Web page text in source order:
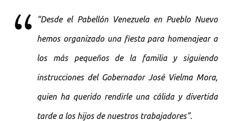
“Desde el Pabellón Venezuela en Pueblo Nuevo
hemos organizado una fiesta para homenajear a
los más pequeños de la familia y siguiendo
instrucciones del Gobernador José Vielma Mora,
quien ha querido rendirle una cálida y divertida
tarde a los hijos de nuestros trabajadores”.